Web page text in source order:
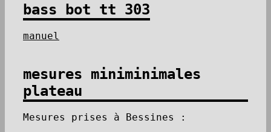
bass bot tt 303
manuel
mesures miniminimales
plateau
Mesures prises à Bessines :